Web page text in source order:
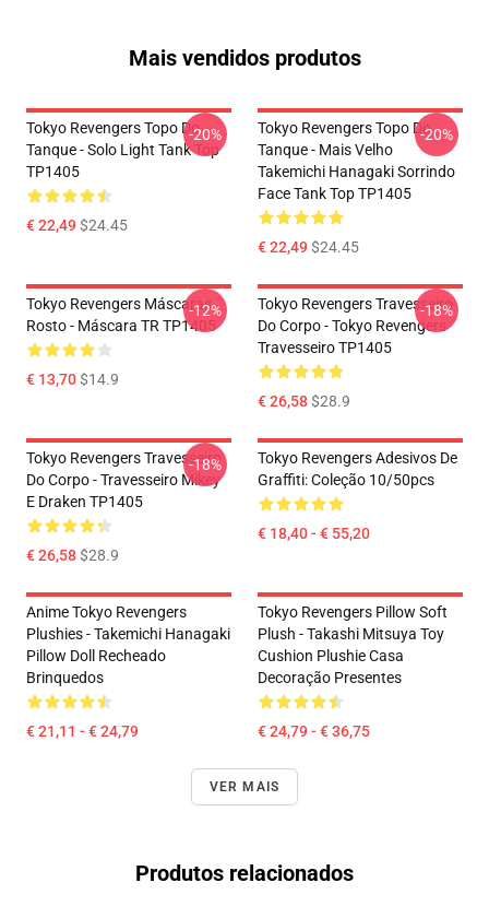
Mais vendidos produtos
Tokyo Revengers Topo Do
Tanque - Solo Light Tank Top
TP1405
€ 22,49$24.45
-20%
Tokyo Revengers Topo Do
Tanque - Mais Velho
Takemichi Hanagaki Sorrindo
Face Tank Top TP1405
€ 22,49$24.45
-20%
Tokyo Revengers Máscaras
Rosto - Máscara TR TP1405
€ 13,70$14.9
-12%
Tokyo Revengers Travesseiro
Do Corpo - Tokyo Revengers
Travesseiro TP1405
€ 26,58$28.9
-18%
Tokyo Revengers Travesseiro
Do Corpo - Travesseiro Mikey
E Draken TP1405
€ 26,58$28.9
-18%
Tokyo Revengers Adesivos De
Graffiti: Coleção 10/50pcs
€ 18,40 - € 55,20
Anime Tokyo Revengers
Plushies - Takemichi Hanagaki
Pillow Doll Recheado
Brinquedos
€ 21,11 - € 24,79
Tokyo Revengers Pillow Soft
Plush - Takashi Mitsuya Toy
Cushion Plushie Casa
Decoração Presentes
€ 24,79 - € 36,75
VER MAIS
Produtos relacionados